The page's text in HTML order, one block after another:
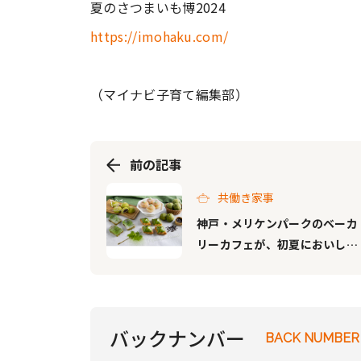
夏のさつまいも博2024
https://imohaku.com/
（マイナビ子育て編集部）
前の記事
共働き家事
神戸・メリケンパークのベーカ
リーカフェが、初夏においしい
バックナンバー BACK NUMBER